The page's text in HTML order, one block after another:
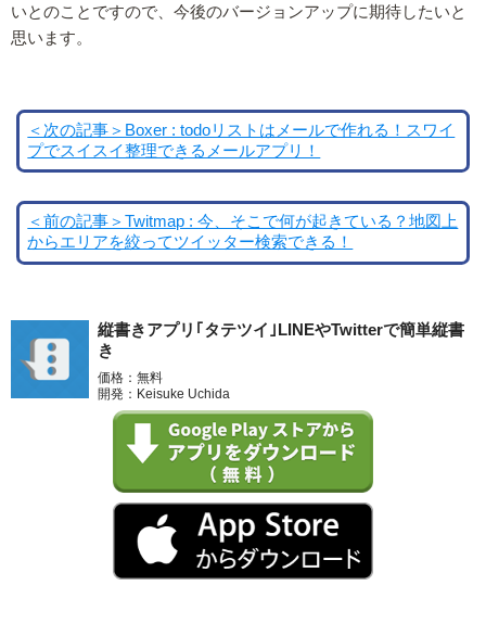
いとのことですので、今後のバージョンアップに期待したいと
思います。
＜次の記事＞Boxer : todoリストはメールで作れる！スワイ
プでスイスイ整理できるメールアプリ！
＜前の記事＞Twitmap : 今、そこで何が起きている？地図上
からエリアを絞ってツイッター検索できる！
縦書きアプリ｢タテツイ｣LINEやTwitterで簡単縦書
き
価格：無料
開発：Keisuke Uchida